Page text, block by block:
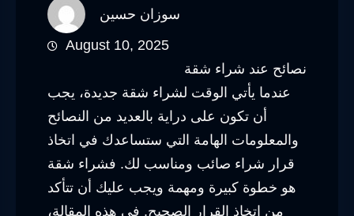
سوزان حسين
August 10, 2025
نصائح عند شراء شقة
عندما يأتي الوقت لشراء شقة جديدة، يجب
أن تكون على دراية بالعديد من النصائح
والمعلومات الهامة التي ستساعدك في اتخاذ
قرار شراء صائب ومناسب لك. فشراء شقة
هو خطوة كبيرة ومهمة ويجب عليك أن تتأكد
من اتخاذ القرار الصحيح. في هذه المقالة،